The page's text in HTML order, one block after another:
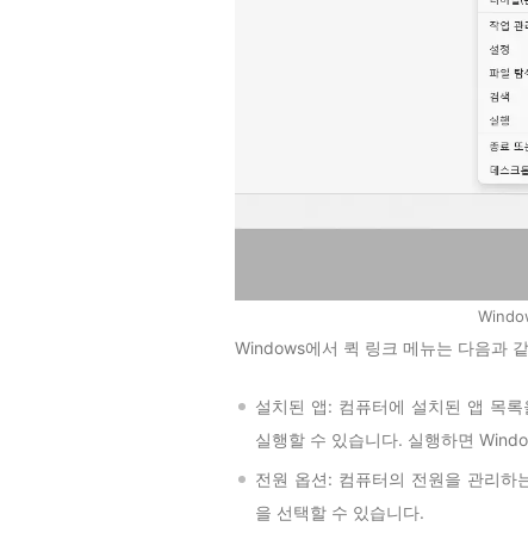
Windows에서 퀵 링크 메뉴는 다음과
설치된 앱: 컴퓨터에 설치된 앱 목
실행할 수 있습니다. 실행하면
전원 옵션: 컴퓨터의 전원을 관리
을 선택할 수 있습니다.